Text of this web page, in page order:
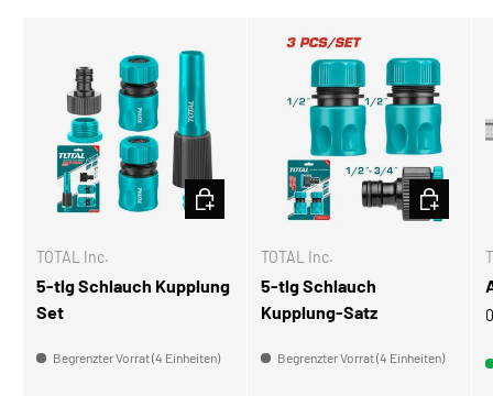
TOTAL Inc.
5-tlg Schlauch Kupplung
Set
Begrenzter Vorrat (4 Einheiten)
IN DEN WARENKORB
TOTAL Inc.
5-tlg Schlauch
Kupplung-Satz
Begrenzter Vorrat (4 Einheiten)
IN DEN